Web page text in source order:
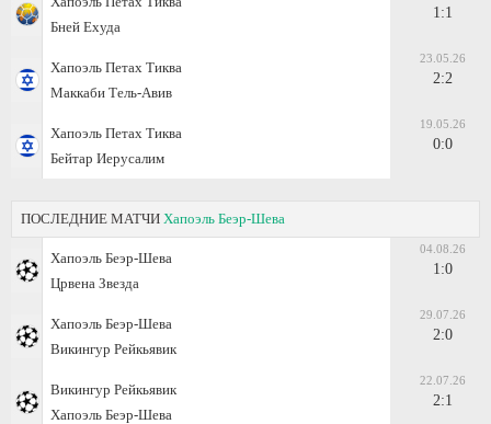
Бней Ехуда
1:1
Хапоэль Петах Тиква
Маккаби Тель-Авив
23.05.26
2:2
Хапоэль Петах Тиква
Бейтар Иерусалим
19.05.26
0:0
ПОСЛЕДНИЕ МАТЧИ Хапоэль Беэр-Шева
Хапоэль Беэр-Шева
Црвена Звезда
04.08.26
1:0
Хапоэль Беэр-Шева
Викингур Рейкьявик
29.07.26
2:0
Викингур Рейкьявик
Хапоэль Беэр-Шева
22.07.26
2:1